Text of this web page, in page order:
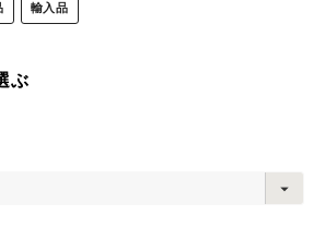
輸入品
ぶ